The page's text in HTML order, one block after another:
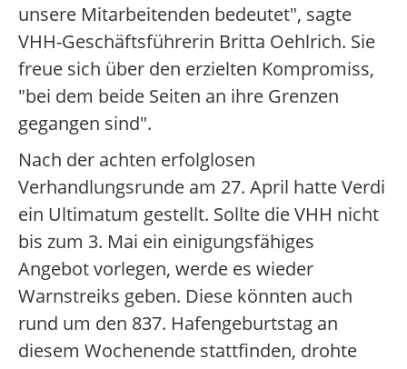
unsere Mitarbeitenden bedeutet", sagte
VHH-Geschäftsführerin Britta Oehlrich. Sie
freue sich über den erzielten Kompromiss,
"bei dem beide Seiten an ihre Grenzen
gegangen sind".
Nach der achten erfolglosen
Verhandlungsrunde am 27. April hatte Verdi
ein Ultimatum gestellt. Sollte die VHH nicht
bis zum 3. Mai ein einigungsfähiges
Angebot vorlegen, werde es wieder
Warnstreiks geben. Diese könnten auch
rund um den 837. Hafengeburtstag an
diesem Wochenende stattfinden, drohte